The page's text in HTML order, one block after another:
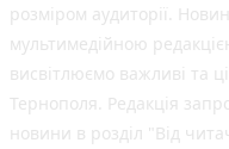
розміром аудиторії.
мультимедійною
висвітлюємо важливі та
Тернополя. Редакція
новини в розділ "Від